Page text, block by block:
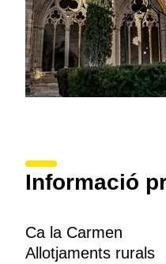
Informació
Ca la Carmen
Allotjaments rurals